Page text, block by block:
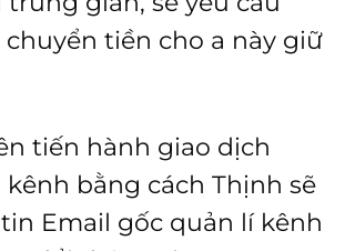
tiền cho a này giữ
tiến hành giao dịch
bằng cách Thịnh sẽ
Email gốc quản lí kênh